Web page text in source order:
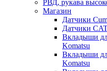
РВД, рукава
Магазин
Датчики
Датчики
Вкладыши
Komatsu
Вкладыши
Komatsu